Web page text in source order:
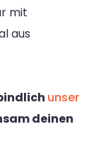
mit
aus
unser
deinen